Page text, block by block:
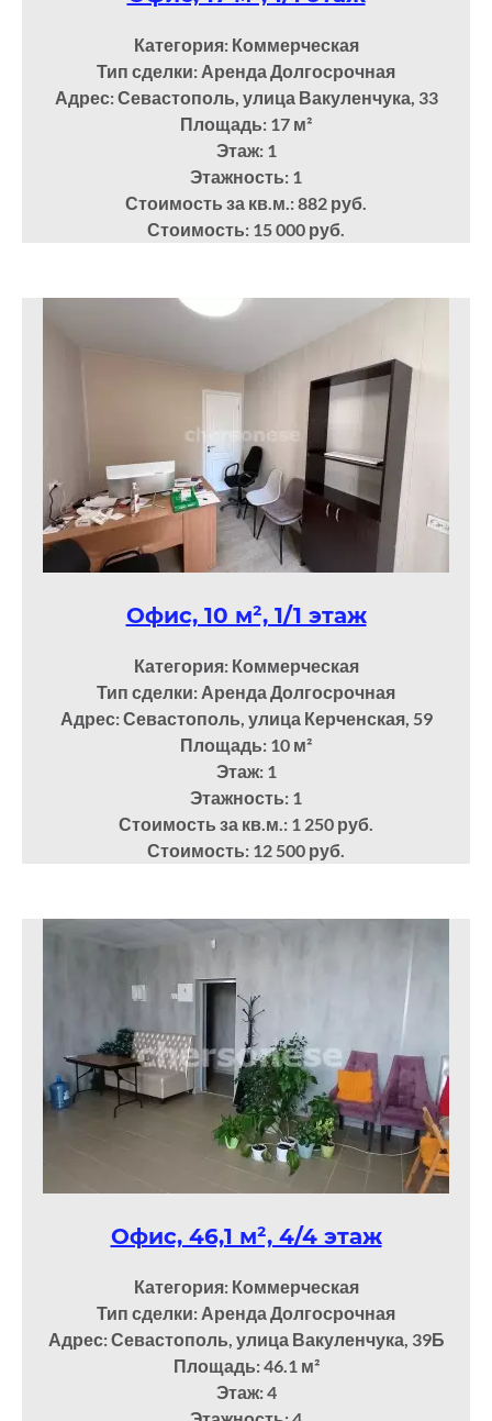
Категория: Коммерческая
Тип сделки: Аренда Долгосрочная
Адрес: Севастополь, улица Вакуленчука, 33
Площадь: 17 м²
Этаж: 1
Этажность: 1
Стоимость за кв.м.: 882 руб.
Стоимость: 15 000 руб.
Офис, 10 м², 1/1 этаж
Категория: Коммерческая
Тип сделки: Аренда Долгосрочная
Адрес: Севастополь, улица Керченская, 59
Площадь: 10 м²
Этаж: 1
Этажность: 1
Стоимость за кв.м.: 1 250 руб.
Стоимость: 12 500 руб.
Офис, 46,1 м², 4/4 этаж
Категория: Коммерческая
Тип сделки: Аренда Долгосрочная
Адрес: Севастополь, улица Вакуленчука, 39Б
Площадь: 46.1м²
Этаж: 4